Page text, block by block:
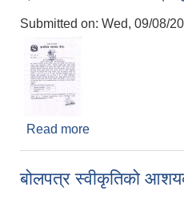
Submitted on: Wed, 09/08/
Read more
बोलपत्र स्वीकृतिको